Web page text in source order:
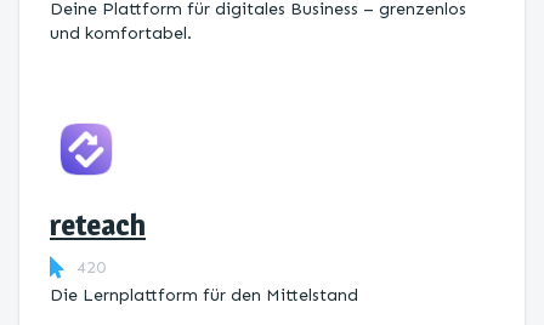
Deine Plattform für digitales Business – grenzenlos
und komfortabel.
reteach
420
Die Lernplattform ​für den Mittelstand